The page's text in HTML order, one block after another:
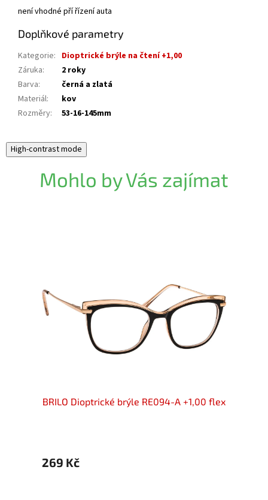
není vhodné pří řízení auta
Doplňkové parametry
Kategorie: Dioptrické brýle na čtení +1,00
Záruka:
2 roky
Barva:
černá a zlatá
Materiál:
kov
Rozměry: 53-16-145mm
High-contrast mode
Mohlo by Vás zajímat
BRILO Dioptrické brýle RE094-A +1,00 flex
269 Kč